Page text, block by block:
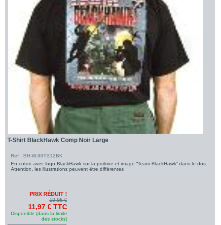
T-Shirt BlackHawk Comp Noir Large
Ref : BH-W-90TS12BK
En coton avec logo BlackHawk sur la poitrine et image “Team BlackHawk” dans le dos.
Attention, les illustrations peuvent être différentes
PRIX RÉDUIT !
19,95 €
11,97 € TTC
Disponible (dans la limite
des stocks)